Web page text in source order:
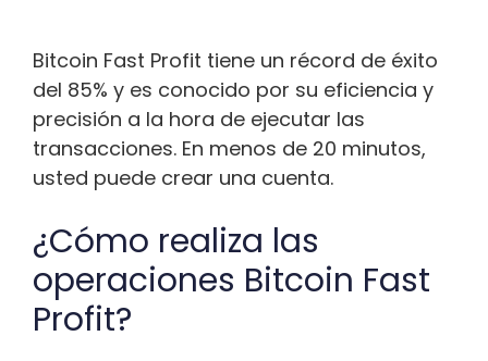
Bitcoin Fast Profit tiene un récord de éxito
del 85% y es conocido por su eficiencia y
precisión a la hora de ejecutar las
transacciones. En menos de 20 minutos,
usted puede crear una cuenta.
¿Cómo realiza las
operaciones Bitcoin Fast
Profit?